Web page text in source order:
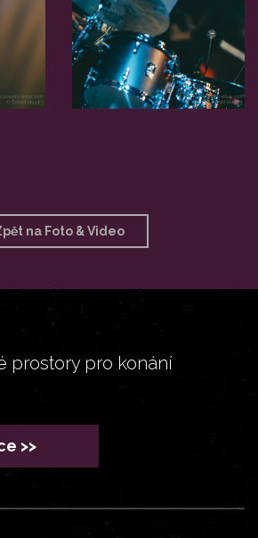
na Foto & Video
prostory pro konání
>>